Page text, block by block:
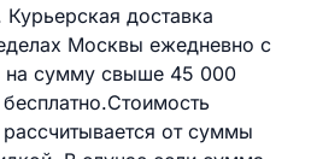
Курьерская доставка
Москвы ежедневно с
на сумму свыше 45 000
от суммы